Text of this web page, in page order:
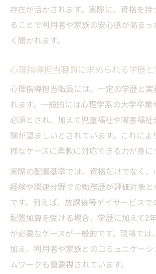
存在が活かされます。実際に、資格を持
ることで利用者や家族の安心感が高まっ
く聞かれます。
心理指導担当職員に求められる学歴
心理指導担当職員には、一定の学歴と実
れます。一般的には心理学系の大学卒業
必須とされ、加えて児童福祉や障害福祉
験が望ましいとされています。これによ
様なケースに柔軟に対応できる力が身に
実際の配置基準では、資格だけでなく
経験や関連分野での勤務歴が評価対象と
です。例えば、放課後等デイサービスで
配置加算を受ける場合、学歴に加えて2
が必要なケースが一般的です。現場では
加え、利用者や家族とのコミュニケーシ
ムワークも重要視されています。